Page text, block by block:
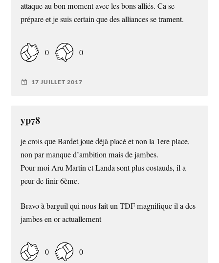
attaque au bon moment avec les bons alliés. Ca se
prépare et je suis certain que des alliances se trament.
0 0
17 JUILLET 2017
yp78
je crois que Bardet joue déjà placé et non la 1ere place,
non par manque d’ambition mais de jambes.
Pour moi Aru Martin et Landa sont plus costauds, il a
peur de finir 6ème.
Bravo à barguil qui nous fait un TDF magnifique il a des
jambes en or actuallement
0 0